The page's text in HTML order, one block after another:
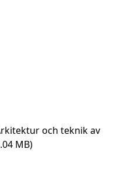
och teknik av
MB)